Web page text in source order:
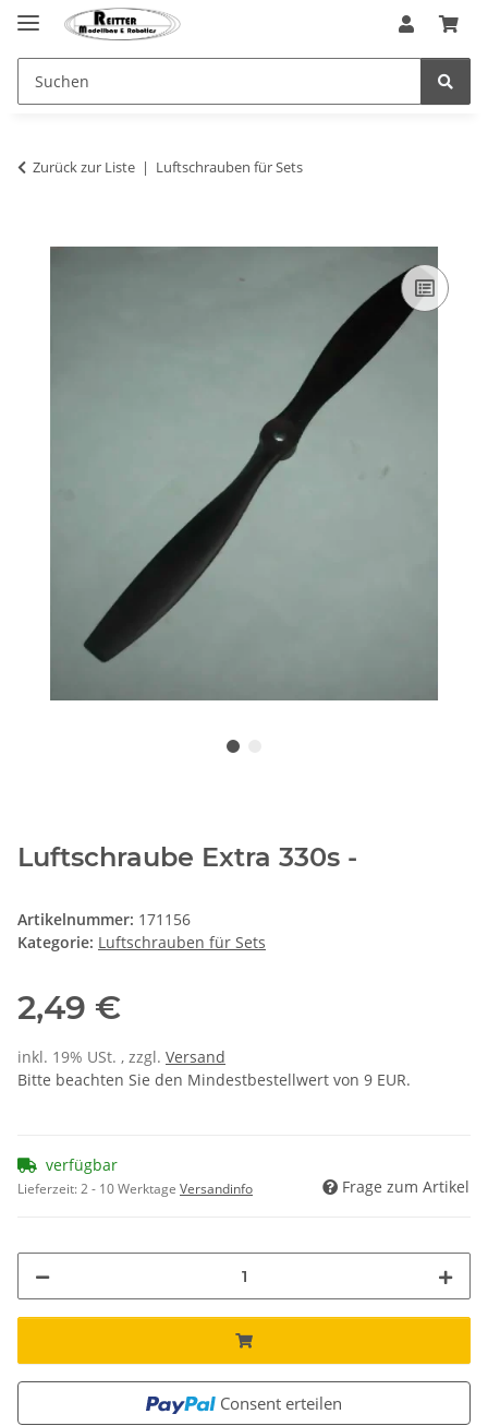
Zurück zur Liste Luftschrauben für Sets
Luftschraube Extra 330s -
Artikelnummer: 171156
Kategorie: Luftschrauben für Sets
2,49 €
inkl. 19% USt. , zzgl. Versand
Bitte beachten Sie den Mindestbestellwert von 9 EUR.
verfügbar
Lieferzeit:2 - 10 Werktage Versandinfo Frage zum Artikel
Consent erteilen